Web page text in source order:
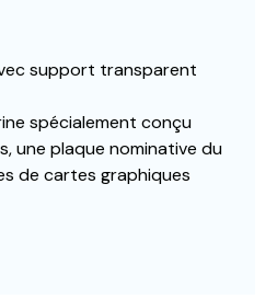
support transparent
spécialement conçu
une plaque nominative du
de cartes graphiques